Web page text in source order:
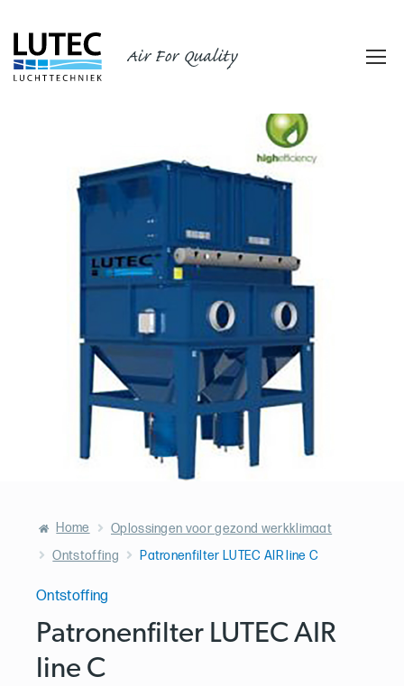
Air For Quality
Home
Oplossingen voor gezond werkklimaat
Ontstoffing
Patronenfilter LUTEC AIR line C
Ontstoffing
Patronenfilter LUTEC AIR
line C